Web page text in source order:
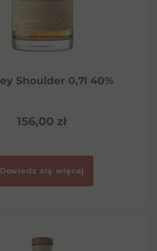
Shoulder 0,7l 40%
156,00 zł
Dowiedz się więcej